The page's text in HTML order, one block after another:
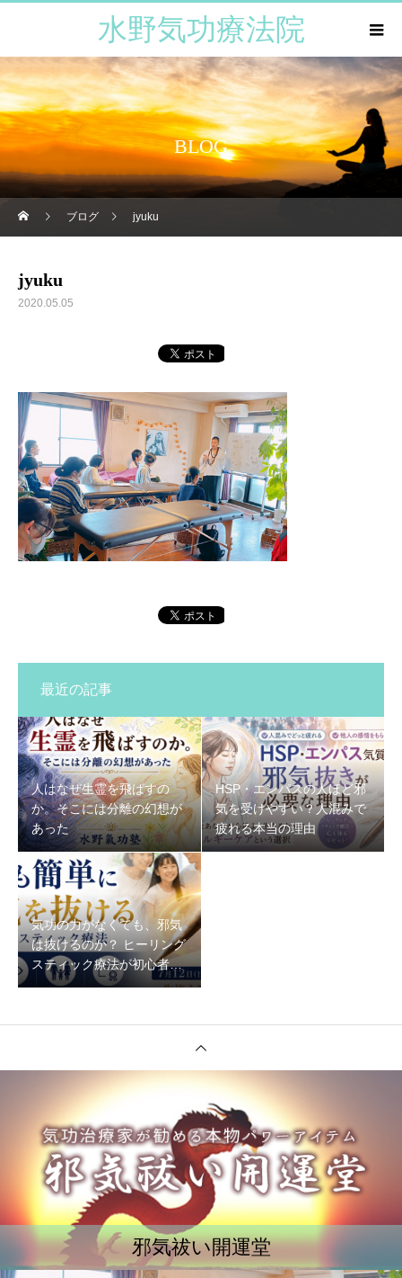
水野気功療法院
BLOG
ブログ jyuku
jyuku
2020.05.05
最近の記事
人はなぜ生霊を飛ばすの
か。そこには分離の幻想が
あった
HSP・エンパスの人ほど邪
気を受けやすい？人混みで
疲れる本当の理由
気功の力がなくても、邪気
は抜けるのか？ ヒーリング
スティック療法が初心者で
もできる理由
邪気祓い開運堂